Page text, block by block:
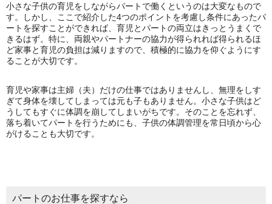
小さな子供の育児をしながらパートで働くというのは大変なもので
す。しかし、ここで紹介した4つのポイントを考慮し条件にあったパ
ートを探すことができれば、育児とパートの両立はきっとうまくで
きるはず。特に、両親やパートナーの協力が得られれば得られるほ
ど家事と育児の負担は減りますので、積極的に協力を仰ぐようにす
ることが大切です。
育児や家事は主婦（夫）だけの仕事ではありませんし、無理をしす
ぎて身体を壊してしまっては元も子もありません。小さな子供はど
うしてもすぐに体調を崩してしまいがちです。そのことを忘れず、
落ち着いてパートを行うためにも、子供の体調管理を常日頃から心
がけることも大切です。
パートのお仕事を探すなら